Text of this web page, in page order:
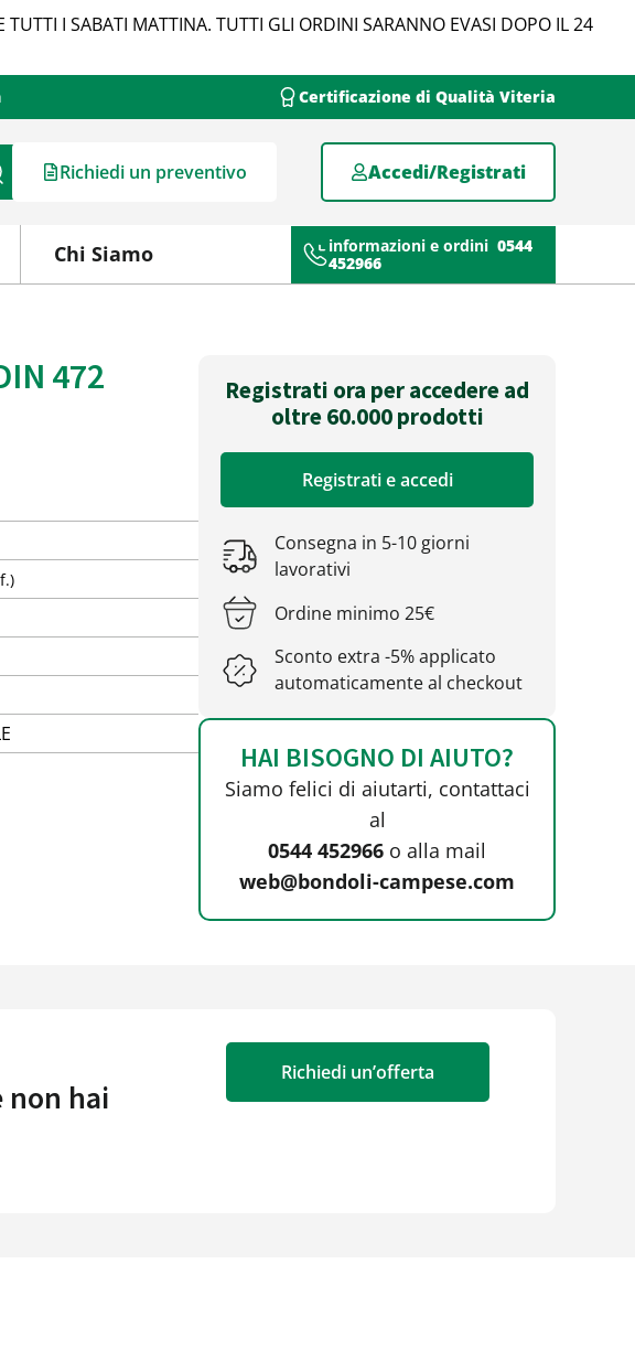
I SABATI MATTINA. TUTTI GLI ORDINI SARANNO EVASI DOPO IL 24
Certificazione di Qualità Viteria
Cerca Richiedi un preventivo Accedi/Registrati
Chi Siamo informazioni e ordini 0544
452966
472
Registrati ora per accedere ad
oltre 60.000 prodotti
Registrati e accedi
Consegna in 5-10 giorni
lavorativi
Ordine minimo 25€
Sconto extra -5% applicato
automaticamente al checkout
HAI BISOGNO DI AIUTO?
Siamo felici di aiutarti, contattaci
al
0544 452966 o alla mail
web@bondoli-campese.com
non hai
Richiedi un’offerta